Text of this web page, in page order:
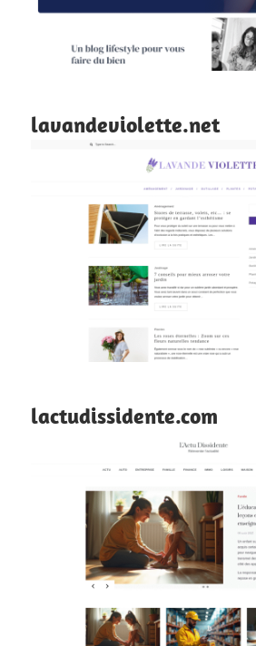
lavandeviolette.net
lactudissidente.com